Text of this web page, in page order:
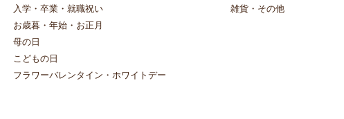
入学・卒業・就職祝い
お歳暮・年始・お正月
母の日
こどもの日
フラワーバレンタイン・ホワイトデー
雑貨・その他